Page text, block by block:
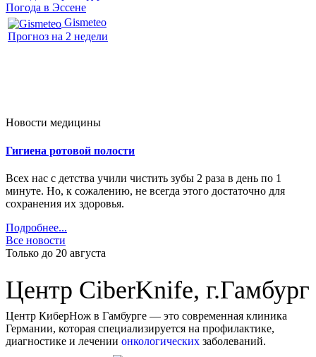
Погода в Эссене
Gismeteo
Прогноз на 2 недели
Новости медицины
Гигиена ротовой полости
Всех нас с детства учили чистить зубы 2 раза в день по 1
минуте. Но, к сожалению, не всегда этого достаточно для
сохранения их здоровья.
Подробнее...
Все новости
Только до 20 августа
Центр CiberKnife, г.Гамбург
Центр КиберНож в Гамбурге — это современная клиника
Германии, которая специализируется на профилактике,
диагностике и лечении онкологических заболеваний.